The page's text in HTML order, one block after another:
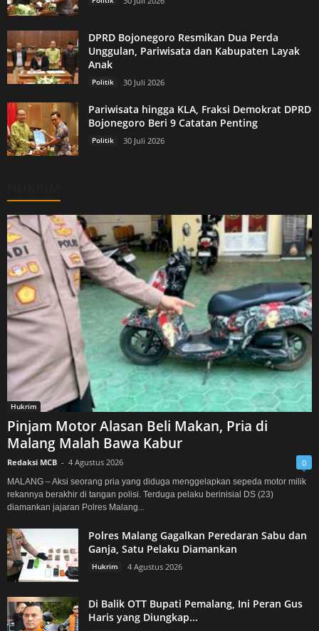
DPRD Bojonegoro Resmikan Dua Perda
Unggulan, Pariwisata dan Kabupaten Layak
Anak
Politik 30 Juli 2026
Pariwisata hingga KLA, Fraksi Demokrat DPRD
Bojonegoro Beri 9 Catatan Penting
Politik 30 Juli 2026
Hukrim
Pinjam Motor Alasan Beli Makan, Pria di
Malang Malah Bawa Kabur
Redaksi MCB - 4 Agustus 2026 0
MALANG – Aksi seorang pria yang diduga menggelapkan sepeda motor milik
rekannya berakhir di tangan polisi. Terduga pelaku berinisial DS (23)
diamankan jajaran Polres Malang...
Polres Malang Gagalkan Peredaran Sabu dan
Ganja, Satu Pelaku Diamankan
Hukrim 4 Agustus 2026
Di Balik OTT Bupati Pemalang, Ini Peran Gus
Haris yang Diungkap...